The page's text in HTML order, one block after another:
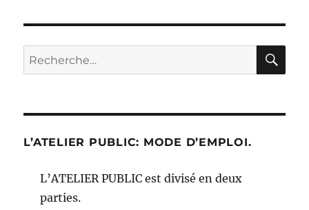
Recherche
pour :
L’ATELIER PUBLIC: MODE D’EMPLOI.
L’ATELIER PUBLIC est divisé en deux
parties.